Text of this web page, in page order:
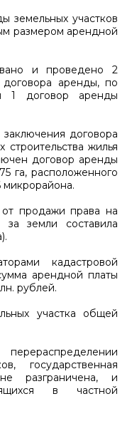
земельных участков
размером арендной
и проведено 2
аренды, по
1 договор аренды
договора
жилья
договор аренды
га, расположенного
микрорайона.
продажи права на
земли составила
кадастровой
арендной платы
рублей.
участка общей
государственная
разграничена, и
в частной